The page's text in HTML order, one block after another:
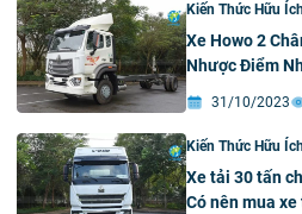
Kiến Thức Hữu
Xe Howo 2
Nhược Điểm
31/10/2023
Kiến Thức Hữu
Xe tải 30 tấn
Có nên mua